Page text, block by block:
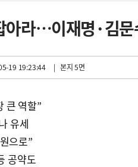
아라…이재명·김문
19 19:23:44 | 본지 5면
큰 역할”
유세
으로”
공약도